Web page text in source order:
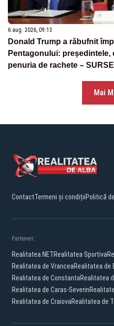
6 aug. 2026, 09:13
Donald Trump a răbufnit
Pentagonului: președintele,
penuria de rachete – SURSE
Mai
ContactTermeni și condițiiPolitică
Parteneri:
Realitatea.NETRealitatea Sportiva
Realitatea de VranceaRealitatea de
Realitatea de ConstantaRealitatea
Realitatea de Caras-Severin
Realitatea de CraiovaRealitatea de